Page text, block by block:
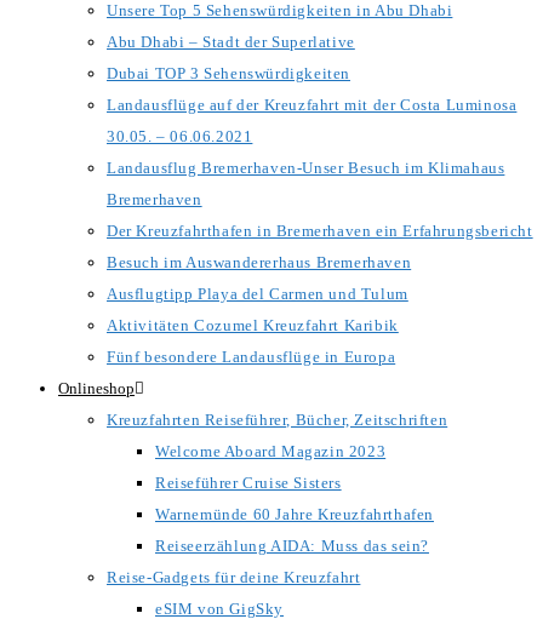
Unsere Top 5 Sehenswürdigkeiten in Abu Dhabi
Abu Dhabi – Stadt der Superlative
Dubai TOP 3 Sehenswürdigkeiten
Landausflüge auf der Kreuzfahrt mit der Costa Luminosa
30.05. – 06.06.2021
Landausflug Bremerhaven-Unser Besuch im Klimahaus
Bremerhaven
Der Kreuzfahrthafen in Bremerhaven ein Erfahrungsbericht
Besuch im Auswandererhaus Bremerhaven
Ausflugtipp Playa del Carmen und Tulum
Aktivitäten Cozumel Kreuzfahrt Karibik
Fünf besondere Landausflüge in Europa
Onlineshop
Kreuzfahrten Reiseführer, Bücher, Zeitschriften
Welcome Aboard Magazin 2023
Reiseführer Cruise Sisters
Warnemünde 60 Jahre Kreuzfahrthafen
Reiseerzählung AIDA: Muss das sein?
Reise-Gadgets für deine Kreuzfahrt
eSIM von GigSky